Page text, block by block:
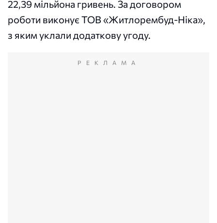
22,39 мільйона гривень. За договором
роботи виконує ТОВ «Житлорембуд-Ніка»,
з яким уклали додаткову угоду.
РЕКЛАМА